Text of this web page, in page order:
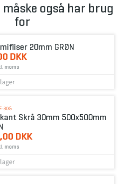
også har brug
for
20mm GRØN
DKK
moms
30G
Skrå 30mm 500x500mm
DKK
moms